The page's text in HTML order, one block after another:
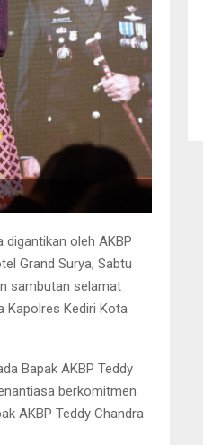
oleh AKBP
Grand Surya, Sabtu
sambutan selamat
Kapolres Kediri Kota
Bapak AKBP Teddy
berkomitmen
AKBP Teddy Chandra